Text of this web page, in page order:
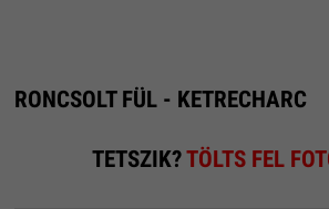
RONCSOLT FÜL - KETRECHARC
TETSZIK?TÖLTS FEL